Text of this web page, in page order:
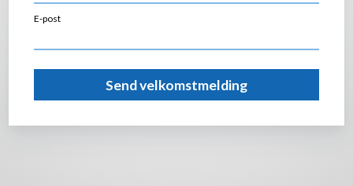
E-post
Send velkomstmelding